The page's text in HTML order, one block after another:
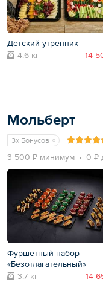
Детский утренник
4.6 кг
14
Мольберт
3x Бонусов
3 500 ₽ минимум 0 ₽
Фуршетный набор
«Безотлагательный»
3.7 кг
14